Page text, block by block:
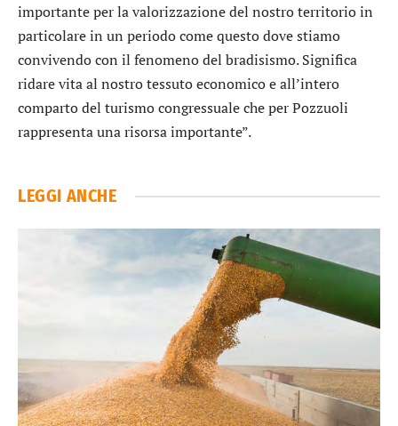
importante per la valorizzazione del nostro territorio in
particolare in un periodo come questo dove stiamo
convivendo con il fenomeno del bradisismo. Significa
ridare vita al nostro tessuto economico e all’intero
comparto del turismo congressuale che per Pozzuoli
rappresenta una risorsa importante”.
LEGGI ANCHE